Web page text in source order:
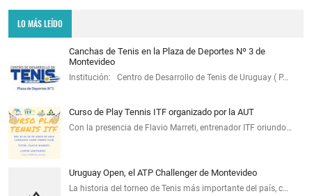
LO MÁS LEÍDO
Canchas de Tenis en la Plaza de Deportes Nº 3 de
Montevideo
Institución: Centro de Desarrollo de Tenis de Uruguay ( P…
Curso de Play Tennis ITF organizado por la AUT
Con la presencia de Flavio Marreti, entrenador ITF oriundo…
Uruguay Open, el ATP Challenger de Montevideo
La historia del torneo de Tenis más importante del país, c…